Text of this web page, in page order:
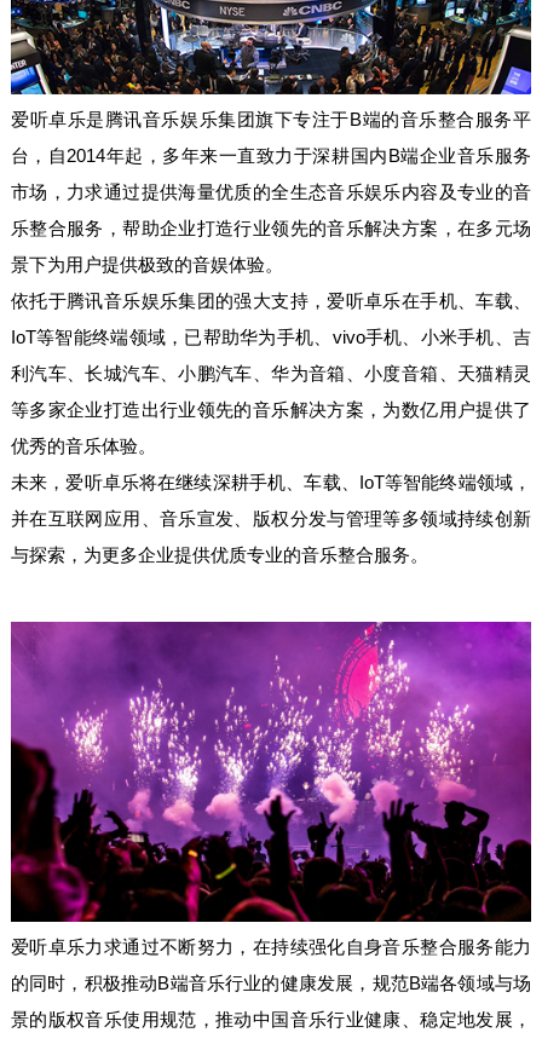
爱听卓乐是腾讯音乐娱乐集团旗下专注于B端的音乐整合服务平
台，自2014年起，多年来一直致力于深耕国内B端企业音乐服务
市场，力求通过提供海量优质的全生态音乐娱乐内容及专业的音
乐整合服务，帮助企业打造行业领先的音乐解决方案，在多元场
景下为用户提供极致的音娱体验。
依托于腾讯音乐娱乐集团的强大支持，爱听卓乐在手机、车载、
IoT等智能终端领域，已帮助华为手机、vivo手机、小米手机、吉
利汽车、长城汽车、小鹏汽车、华为音箱、小度音箱、天猫精灵
等多家企业打造出行业领先的音乐解决方案，为数亿用户提供了
优秀的音乐体验。
未来，爱听卓乐将在继续深耕手机、车载、IoT等智能终端领域，
并在互联网应用、音乐宣发、版权分发与管理等多领域持续创新
与探索，为更多企业提供优质专业的音乐整合服务。
爱听卓乐力求通过不断努力，在持续强化自身音乐整合服务能力
的同时，积极推动B端音乐行业的健康发展，规范B端各领域与场
景的版权音乐使用规范，推动中国音乐行业健康、稳定地发展，